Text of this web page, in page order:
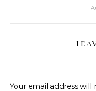
Your email address